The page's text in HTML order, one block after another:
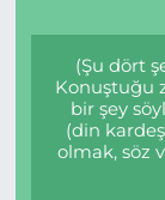
(Şu dört
Konuştuğu
bir şey
(din
olmak, söz